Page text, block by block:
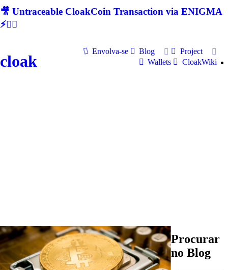
🎥 Untraceable CloakCoin Transaction via ENIGMA
⚡🕵‍♂
cloak
Envolva-se Blog
Project
Wallets
CloakWiki
Procurar
no Blog